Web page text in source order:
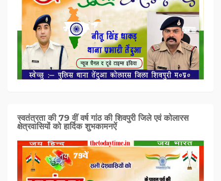
स्वतंत्रता की 79 वीं वर्ष गांठ की शिवपुरी जिले एवं कोलारस
क्षेत्रवासियों को हार्दिक शुभकामनऐं